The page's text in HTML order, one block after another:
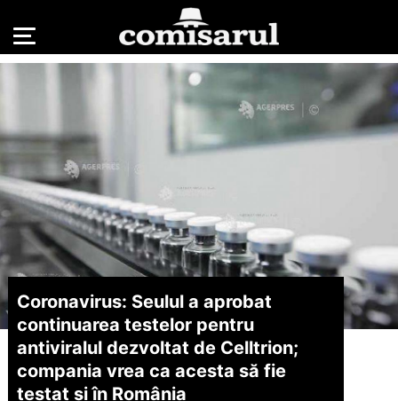
Coronavirus: Seulul a aprobat
continuarea testelor pentru
antiviralul dezvoltat de Celltrion;
compania vrea ca acesta să fie
testat şi în România